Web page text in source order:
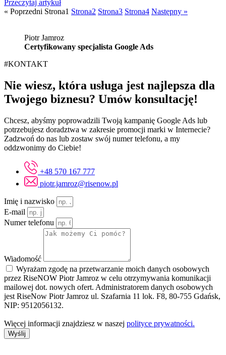
Przeczytaj artykuł
« Poprzedni Strona1 Strona2 Strona3 Strona4 Następny »
Piotr Jamroz
Certyfikowany specjalista Google Ads
#KONTAKT
Nie wiesz, która usługa jest najlepsza dla
Twojego biznesu? Umów konsultację!
Chcesz, abyśmy poprowadzili Twoją kampanię Google Ads lub
potrzebujesz doradztwa w zakresie promocji marki w Internecie?
Zadzwoń do nas lub zostaw swój numer telefonu, a my
oddzwonimy do Ciebie!
+48 570 167 777
piotr.jamroz@risenow.pl
Imię i nazwisko
E-mail
Numer telefonu
Wiadomość
Wyrażam zgodę na przetwarzanie moich danych osobowych
przez RiseNOW Piotr Jamroz w celu otrzymywania komunikacji
mailowej dot. nowych ofert. Administratorem danych osobowych
jest RiseNow Piotr Jamroz ul. Szafarnia 11 lok. F8, 80-755 Gdańsk,
NIP: 9512056132.
Więcej informacji znajdziesz w naszej polityce prywatności.
Wyślij